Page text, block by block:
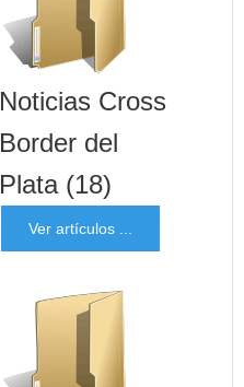
Noticias Cross
Border del
Plata (18)
Ver artículos ...